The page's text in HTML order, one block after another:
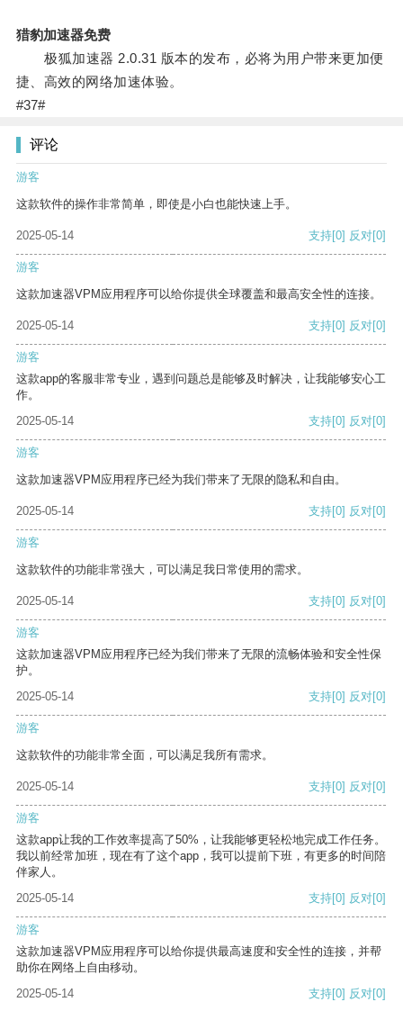
猎豹加速器免费
极狐加速器 2.0.31 版本的发布，必将为用户带来更加便
捷、高效的网络加速体验。
#37#
评论
游客
这款软件的操作非常简单，即使是小白也能快速上手。
2025-05-14 支持[0] 反对[0]
游客
这款加速器VPM应用程序可以给你提供全球覆盖和最高安全性的连接。
2025-05-14 支持[0] 反对[0]
游客
这款app的客服非常专业，遇到问题总是能够及时解决，让我能够安心工
作。
2025-05-14
支持[0] 反对[0]
游客
这款加速器VPM应用程序已经为我们带来了无限的隐私和自由。
2025-05-14 支持[0] 反对[0]
游客
这款软件的功能非常强大，可以满足我日常使用的需求。
2025-05-14 支持[0] 反对[0]
游客
这款加速器VPM应用程序已经为我们带来了无限的流畅体验和安全性保
护。
2025-05-14
支持[0] 反对[0]
游客
这款软件的功能非常全面，可以满足我所有需求。
2025-05-14 支持[0] 反对[0]
游客
这款app让我的工作效率提高了50%，让我能够更轻松地完成工作任务。
我以前经常加班，现在有了这个app，我可以提前下班，有更多的时间陪
伴家人。
2025-05-14
支持[0] 反对[0]
游客
这款加速器VPM应用程序可以给你提供最高速度和安全性的连接，并帮
助你在网络上自由移动。
2025-05-14
支持[0] 反对[0]